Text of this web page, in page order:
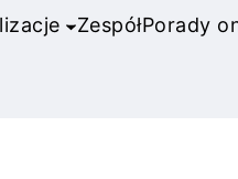
ZespółPorady